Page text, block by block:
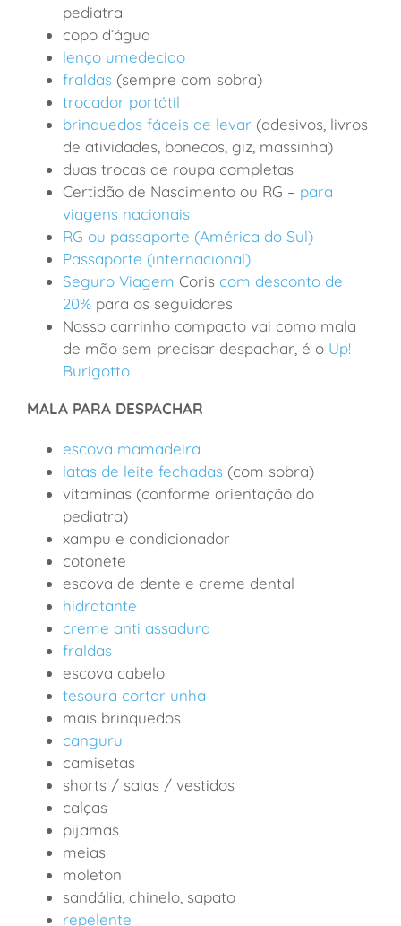
pediatra
copo d’água
lenço umedecido
fraldas(sempre com sobra)
trocador portátil
brinquedos fáceis de levar(adesivos, livros
de atividades, bonecos, giz, massinha)
duas trocas de roupa completas
Certidão de Nascimento ou RG – para
viagens nacionais
RG ou passaporte (América do Sul)
Passaporte (internacional)
Seguro Viagem Coris com desconto de
20%para os seguidores
Nosso carrinho compacto vai como mala
de mão sem precisar despachar, é o Up!
Burigotto
MALA PARA DESPACHAR
escova mamadeira
latas de leite fechadas(com sobra)
vitaminas (conforme orientação do
pediatra)
xampu e condicionador
cotonete
escova de dente e creme dental
hidratante
creme anti assadura
fraldas
escova cabelo
tesoura cortar unha
mais brinquedos
canguru
camisetas
shorts / saias / vestidos
calças
pijamas
meias
moleton
sandália, chinelo, sapato
repelente